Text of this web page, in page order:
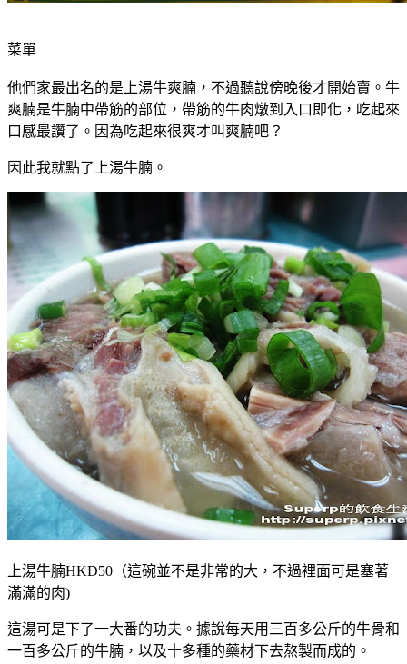
菜單
他們家最出名的是上湯牛爽腩，不過聽說傍晚後才開始賣。牛
爽腩是牛腩中帶筋的部位，帶筋的牛肉燉到入口即化，吃起來
口感最讚了。因為吃起來很爽才叫爽腩吧？
因此我就點了上湯牛腩。
上湯牛腩HKD50（這碗並不是非常的大，不過裡面可是塞著
滿滿的肉)
這湯可是下了一大番的功夫。據說每天用三百多公斤的牛骨和
一百多公斤的牛腩，以及十多種的藥材下去熬製而成的。